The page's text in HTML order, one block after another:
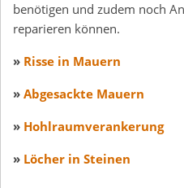
benötigen und zudem noch
reparieren können.
» Risse in Mauern
» Abgesackte Mauern
» Hohlraumverankerung
» Löcher in Steinen